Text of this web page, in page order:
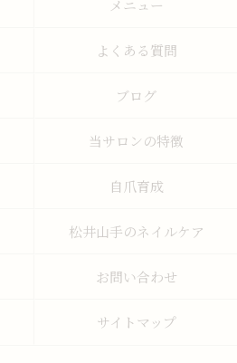
メニュー
よくある質問
ブログ
当サロンの特徴
自爪育成
松井山手のネイルケア
お問い合わせ
サイトマップ